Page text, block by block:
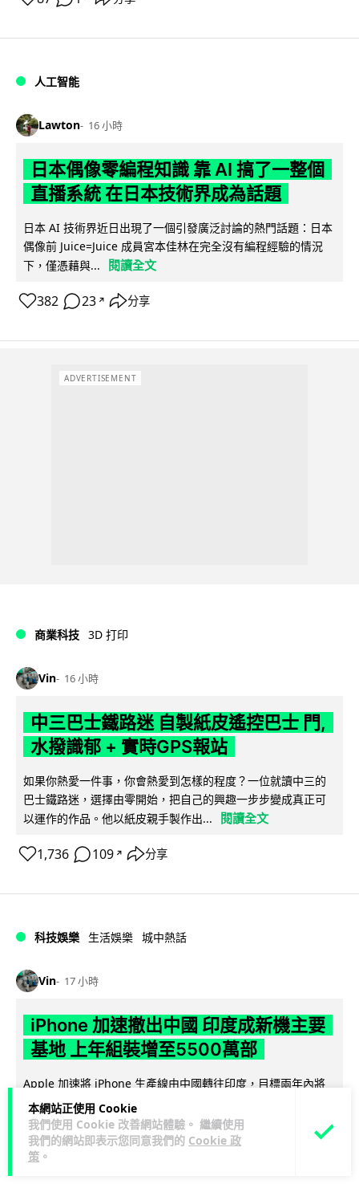
本網站正使用 Cookie
我們使用 Cookie 改善網站體驗。 繼續使用
我們的網站即表示您同意我們的 Cookie 政
策 。
人工智能
Lawton 16 小時
日本偶像零編程知識 靠 AI 搞了一整個
直播系統 在日本技術界成為話題
日本 AI 技術界近日出現了一個引發廣泛討論的熱門話題：日本
偶像前 Juice=Juice 成員宮本佳林在完全沒有編程經驗的情況
下，僅憑藉與...
閱讀全文
382 23 ↗ 分享
ADVERTISEMENT
商業科技 3D 打印
Vin 16 小時
中三巴士鐵路迷 自製紙皮遙控巴士 門,
水撥識郁 + 實時GPS報站
如果你熱愛一件事，你會熱愛到怎樣的程度？一位就讀中三的
巴士鐵路迷，選擇由零開始，把自己的興趣一步步變成真正可
以運作的作品。他以紙皮親手製作出...
閱讀全文
1,736 109 ↗ 分享
科技娛樂 生活娛樂 城中熱話
Vin 17 小時
iPhone 加速撤出中國 印度成新機主要
基地 上年組裝增至5500萬部
Apple 加速將 iPhone 生產線由中國轉往印度，目標兩年內將
產量最高 50% 移至當地。印度政府推出關稅豁免及稅務優惠延
長至 204... 閱讀全文
394